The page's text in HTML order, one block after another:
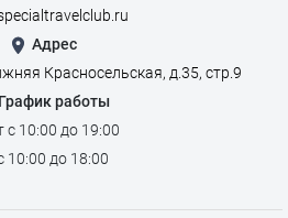
Адрес
Красносельская, д.35, стр.9
График работы
с 10:00 до 19:00
10:00 до 18:00